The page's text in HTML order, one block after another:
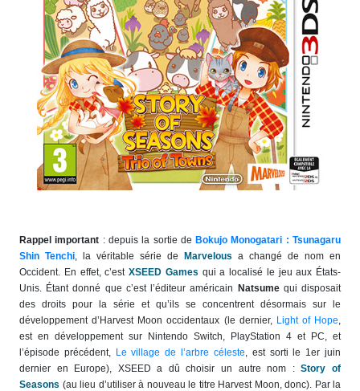
Rappel important : depuis la sortie deBokujo Monogatari : Tsunagaru
Shin Tenchi, la véritable série de Marvelous a changé de nom en
Occident. En effet, c’est XSEED Games qui a localisé le jeu aux États-
Unis. Étant donné que c’est l’éditeur américain Natsumequi disposait
des droits pour la série et qu’ils se concentrent désormais sur le
développement d’Harvest Moon occidentaux (le dernier, Light of Hope,
est en développement sur Nintendo Switch, PlayStation 4 et PC, et
l’épisode précédent, Le village de l’arbre céleste, est sorti le 1er juin
dernier en Europe), XSEED a dû choisir un autre nom :Story of
Seasons (au lieu d’utiliser à nouveau le titre Harvest Moon, donc). Par la